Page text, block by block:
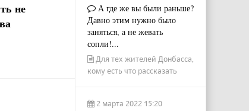
не
А где же вы были раньше?
Давно этим нужно было
заняться, а не жевать
сопли!...
Для тех жителей Донбасса,
кому есть что рассказать
2 марта 2022 15:20